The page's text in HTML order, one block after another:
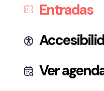
Entradas
Ver